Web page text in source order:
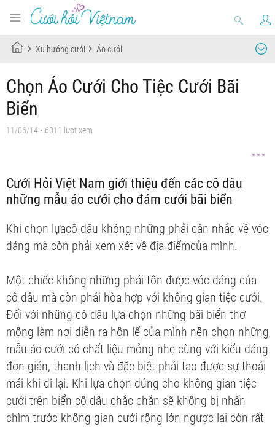
Xu hướng cưới Áo cưới
Chọn Áo Cưới Cho Tiệc Cưới Bãi
Biển
11/06/14 • 6011 lượt xem
Cưới Hỏi Việt Nam giới thiệu đến các cô dâu
những mẫu áo cưới cho đám cưới bãi biển
Khi chọn lựacô dâu không những phải cân nhắc về vóc
dáng mà còn phải xem xét về địa điểmcủa mình.
Một chiếc không những phải tôn được vóc dáng của
cô dâu mà còn phải hòa hợp với không gian tiệc cưới.
Đối với những cô dâu lựa chọn những bãi biển thơ
mộng làm nơi diễn ra hôn lể của mình nên chọn những
mẫu áo cưới có chất liệu mỏng nhẹ cùng với kiểu dáng
đơn giản, thanh lịch và đặc biệt phải tạo được sự thoải
mái khi đi lại. Khi lựa chọn đúng cho không gian tiệc
cưới trên biển cô dâu chắc chắn sẽ không bị nhấn
chìm trước không gian cưới rộng lớn ngược lại còn rất